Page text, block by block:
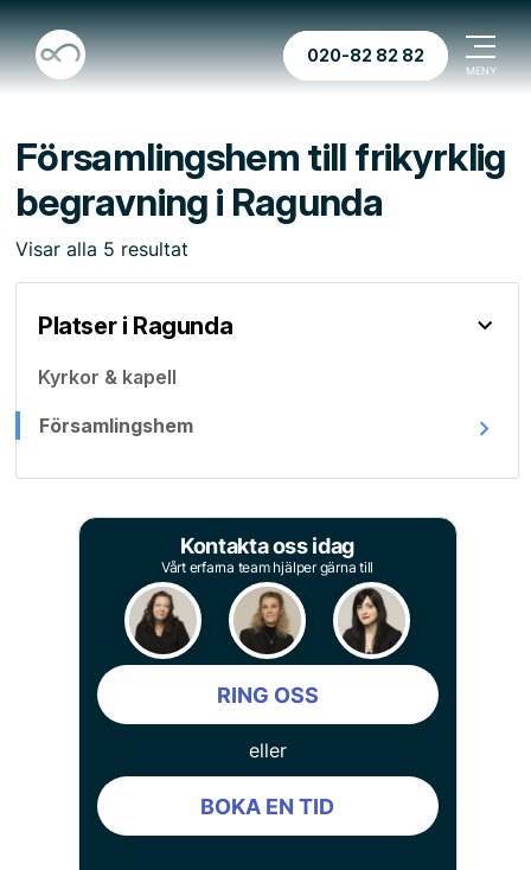
020-82 82 82
Församlingshem till frikyrklig
begravning i Ragunda
Visar alla 5 resultat
Platser i Ragunda
Kyrkor & kapell
Församlingshem
Kontakta oss idag
Vårt erfarna team hjälper gärna till
RING OSS
eller
BOKA EN TID